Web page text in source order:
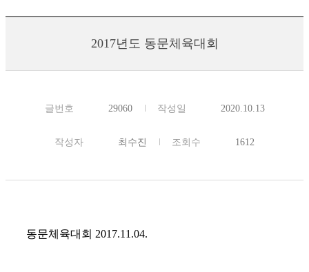
2017년도 동문체육대회
글번호 29060 작성일 2020.10.13
작성자 최수진 조회수 1612
동문체육대회 2017.11.04.